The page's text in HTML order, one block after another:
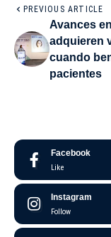
PREVIOUS ARTICLE
Avances
adquieren
cuando
pacientes
Facebook
Like
Instagram
Follow